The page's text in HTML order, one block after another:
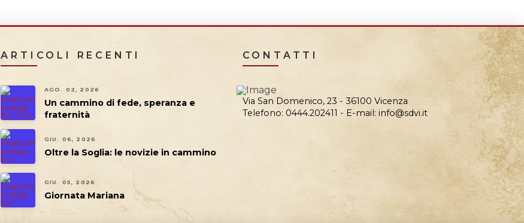
ARTICOLI RECENTI
AGO. 02, 2026
Un cammino di fede, speranza e
fraternità
GIU. 06, 2026
Oltre la Soglia: le novizie in cammino
GIU. 05, 2026
Giornata Mariana
CONTATTI
Via San Domenico, 23 - 36100 Vicenza
Telefono: 0444.202411 - E-mail: info@sdvi.it